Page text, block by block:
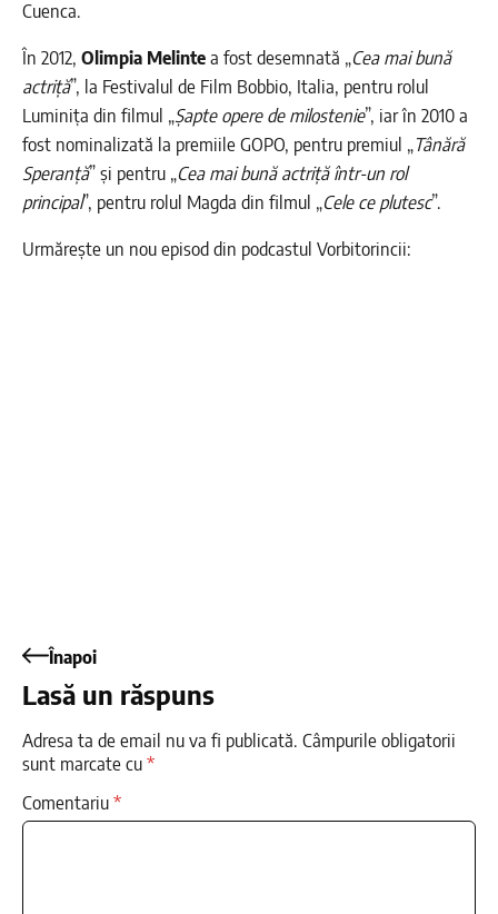
Cuenca.
În 2012, Olimpia Melintea fost desemnată „Cea mai bună
actriță”, la Festivalul de Film Bobbio, Italia, pentru rolul
Luminița din filmul „Șapte opere de milostenie”, iar în 2010 a
fost nominalizată la premiile GOPO, pentru premiul „Tânără
Speranță” și pentru „Cea mai bună actriță într-un rol
principal”, pentru rolul Magda din filmul „Cele ce plutesc”.
Urmărește un nou episod din podcastul Vorbitorincii:
Înapoi
Lasă un răspuns
Adresa ta de email nu va fi publicată. Câmpurile obligatorii
sunt marcate cu*
Comentariu*